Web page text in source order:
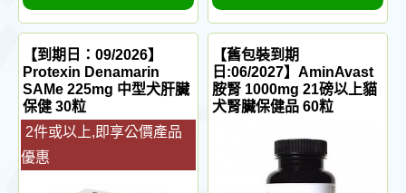
【到期日：09/2026】
Protexin Denamarin
SAMe 225mg 中型犬肝臟
保健 30粒
2件或以上,即享公價產品
優惠
【舊包裝到期
日:06/2027】AminAvast
胺腎 1000mg 21磅以上貓
犬腎臟保健品 60粒